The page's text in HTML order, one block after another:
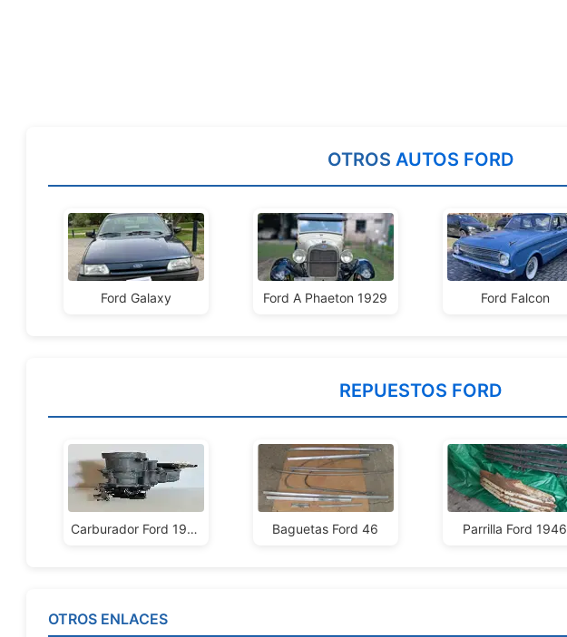
OTROS AUTOS FORD
Ford Galaxy Ford A Phaeton 1929 Ford Falcon
REPUESTOS FORD
Carburador Ford 1946 Baguetas Ford 46 Parrilla Ford 1946
OTROS ENLACES